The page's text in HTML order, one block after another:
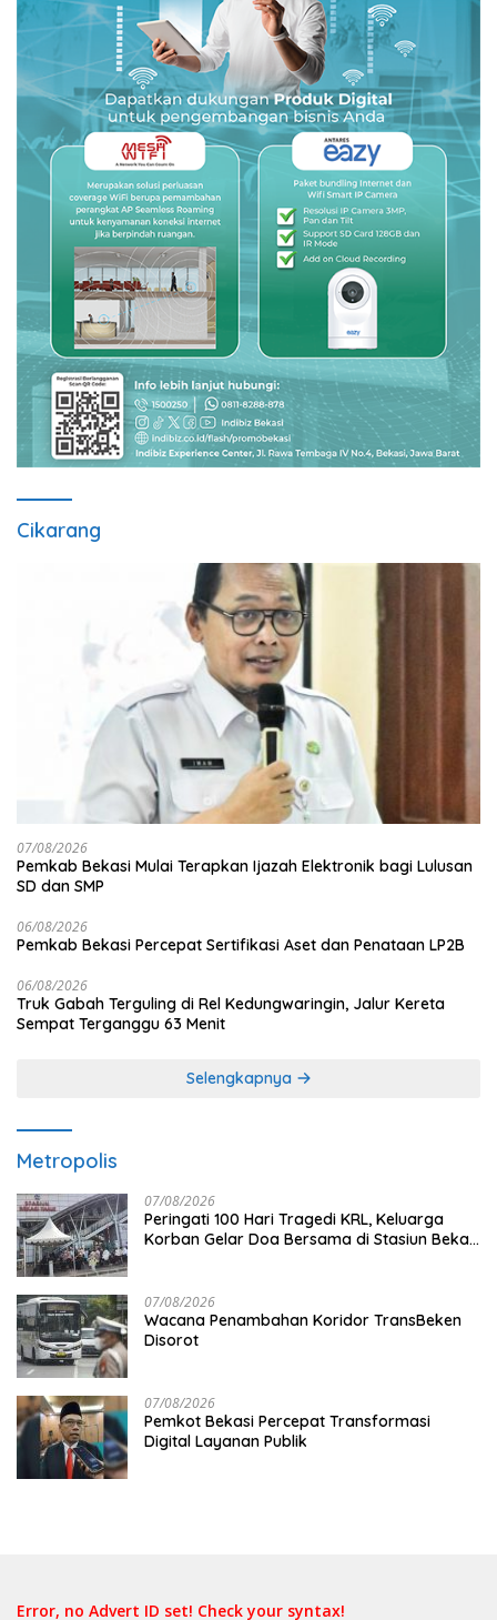
Cikarang
07/08/2026
Pemkab Bekasi Mulai Terapkan Ijazah Elektronik bagi Lulusan
SD dan SMP
06/08/2026
Pemkab Bekasi Percepat Sertifikasi Aset dan Penataan LP2B
06/08/2026
Truk Gabah Terguling di Rel Kedungwaringin, Jalur Kereta
Sempat Terganggu 63 Menit
Selengkapnya
Metropolis
07/08/2026
Peringati 100 Hari Tragedi KRL, Keluarga
Korban Gelar Doa Bersama di Stasiun Bekasi
07/08/2026
Wacana Penambahan Koridor TransBeken
Disorot
07/08/2026
Pemkot Bekasi Percepat Transformasi
Digital Layanan Publik
Error, no Advert ID set! Check your syntax!